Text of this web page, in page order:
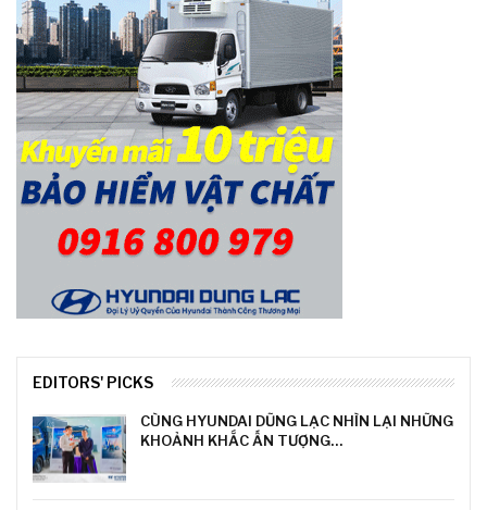
EDITORS' PICKS
CÙNG HYUNDAI DŨNG LẠC NHÌN LẠI NHỮNG
KHOẢNH KHẮC ẤN TƯỢNG…